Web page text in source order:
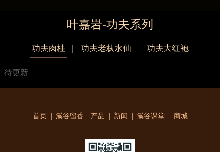
叶嘉岩-功夫系列
功夫肉桂 功夫老枞水仙 功夫大红袍
待更新
首页 溪谷留香 产品 新闻 溪谷课堂| 商城